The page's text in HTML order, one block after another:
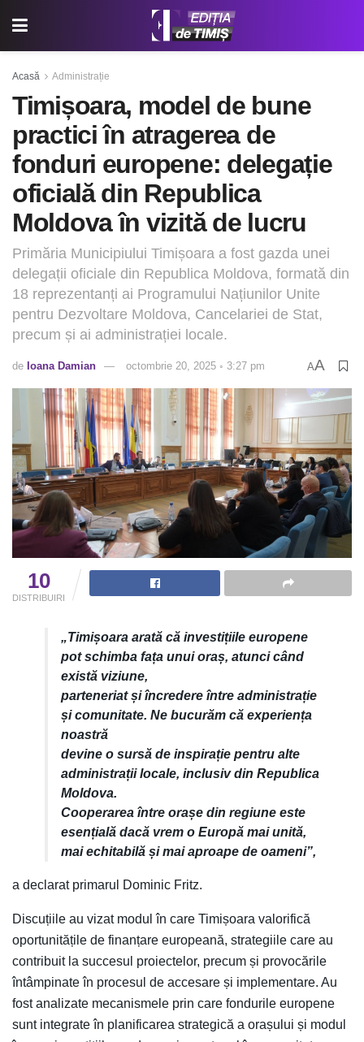
Acasă Administrație
Timișoara, model de bune
practici în atragerea de
fonduri europene: delegație
oficială din Republica
Moldova în vizită de lucru
Primăria Municipiului Timișoara a fost gazda unei
delegații oficiale din Republica Moldova, formată din
18 reprezentanți ai Programului Națiunilor Unite
pentru Dezvoltare Moldova, Cancelariei de Stat,
precum și ai administrației locale.
de Ioana Damian octombrie 20, 2025 ◦ 3:27 pm AA
10
DISTRIBUIRI
„Timișoara arată că investițiile europene
pot schimba fața unui oraș, atunci când
există viziune,
parteneriat și încredere între administrație
și comunitate. Ne bucurăm că experiența
noastră
devine o sursă de inspirație pentru alte
administrații locale, inclusiv din Republica
Moldova.
Cooperarea între orașe din regiune este
esențială dacă vrem o Europă mai unită,
mai echitabilă șimai aproape de oameni”,
a declarat primarul Dominic Fritz.
Discuțiile au vizat modul în care Timișoara valorifică
oportunitățile de finanțare europeană, strategiile care au
contribuit la succesul proiectelor, precum și provocările
întâmpinate în procesul de accesare și implementare. Au
fost analizate mecanismele prin care fondurile europene
sunt integrate în planificarea strategică a orașului și modul